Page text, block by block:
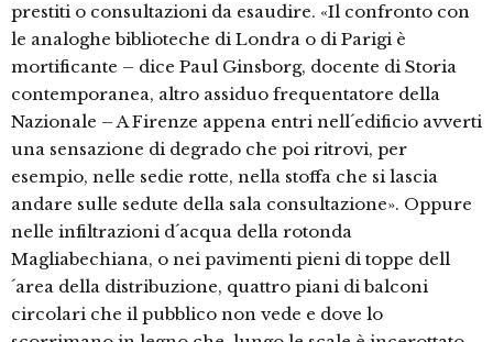
prestiti o consultazioni da esaudire. «Il confronto con
le analoghe biblioteche di Londra o di Parigi è
mortificante – dice Paul Ginsborg, docente di Storia
contemporanea, altro assiduo frequentatore della
Nazionale – A Firenze appena entri nell´edificio avverti
una sensazione di degrado che poi ritrovi, per
esempio, nelle sedie rotte, nella stoffa che si lascia
andare sulle sedute della sala consultazione». Oppure
nelle infiltrazioni d´acqua della rotonda
Magliabechiana, o nei pavimenti pieni di toppe dell
´area della distribuzione, quattro piani di balconi
circolari che il pubblico non vede e dove lo